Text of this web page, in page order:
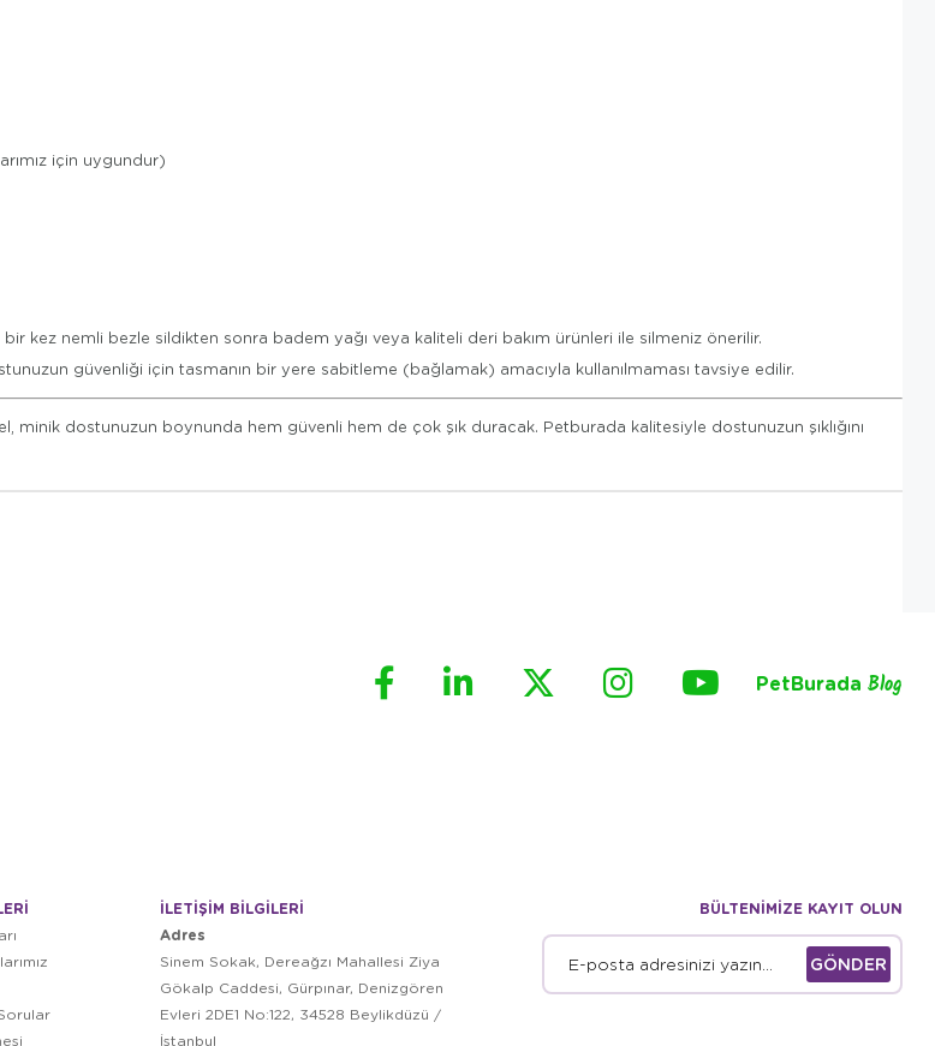
için uygundur)
bir kez nemli bezle sildikten sonra badem yağı veya kaliteli deri bakım ürünleri ile silmeniz önerilir.
güvenliği için tasmanın bir yere sabitleme (bağlamak) amacıyla kullanılmaması tavsiye edilir.
dostunuzun boynunda hem güvenli hem de çok şık duracak. Petburada kalitesiyle dostunuzun şıklığını
PetBurada Blog
İLETİŞİM BİLGİLERİ
Adres
Sinem Sokak, Dereağzı Mahallesi Ziya
Gökalp Caddesi, Gürpınar, Denizgören
Evleri 2DE1 No:122, 34528 Beylikdüzü /
İstanbul
BÜLTENİMİZE KAYIT OLUN
GÖNDER